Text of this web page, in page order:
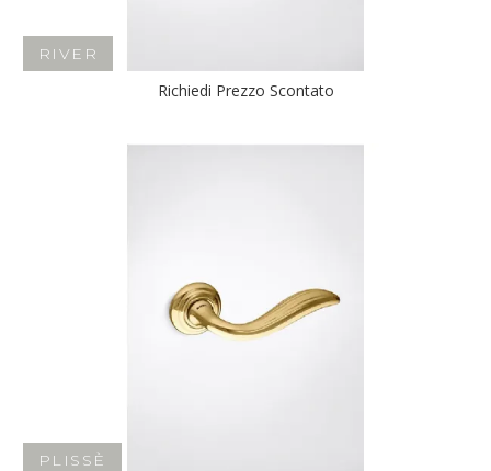
RIVER
Richiedi Prezzo Scontato
PLISSÈ